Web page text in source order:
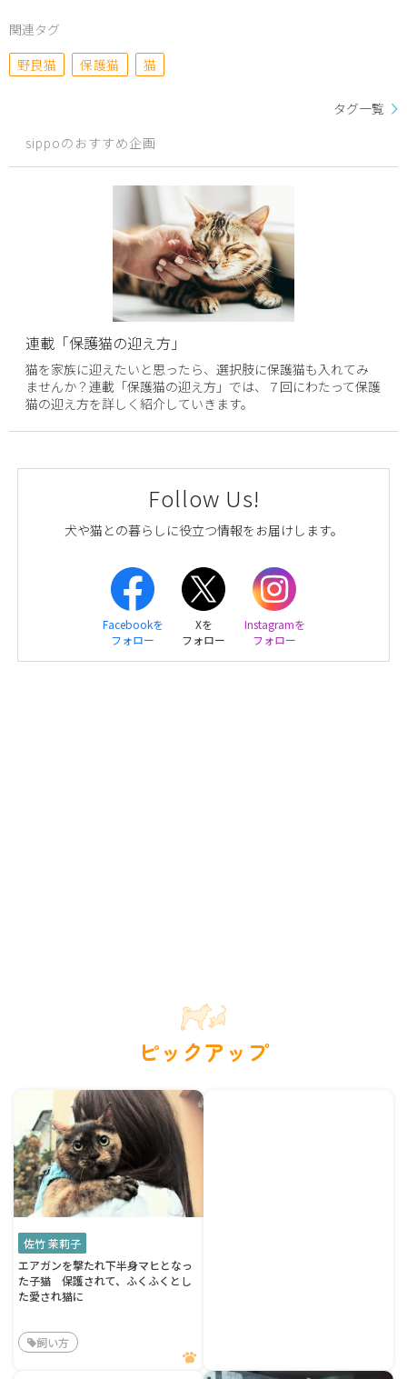
関連タグ
野良猫
保護猫 猫
タグ一覧
sippoのおすすめ企画
連載「保護猫の迎え方」
猫を家族に迎えたいと思ったら、選択肢に保護猫も入れてみ
ませんか？連載「保護猫の迎え方」では、７回にわたって保護
猫の迎え方を詳しく紹介していきます。
Follow Us!
犬や猫との暮らしに役立つ情報をお届けします。
Facebookを
フォロー
Xを
フォロー
Instagramを
フォロー
ピックアップ
佐竹 茉莉子
エアガンを撃たれ下半身マヒとなっ
た子猫 保護されて、ふくふくとし
た愛され猫に
飼い方